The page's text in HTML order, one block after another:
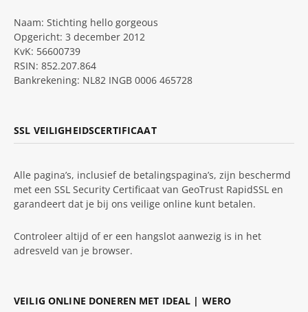
Naam: Stichting hello gorgeous
Opgericht: 3 december 2012
KvK: 56600739
RSIN: 852.207.864
Bankrekening: NL82 INGB 0006 465728
SSL VEILIGHEIDSCERTIFICAAT
Alle pagina’s, inclusief de betalingspagina’s, zijn beschermd
met een SSL Security Certificaat van GeoTrust RapidSSL en
garandeert dat je bij ons veilige online kunt betalen.
Controleer altijd of er een hangslot aanwezig is in het
adresveld van je browser.
VEILIG ONLINE DONEREN MET IDEAL | WERO